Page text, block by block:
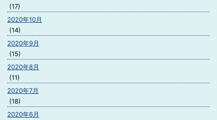
(17)
2020年10月
(14)
2020年9月
(15)
2020年8月
(11)
2020年7月
(18)
2020年6月